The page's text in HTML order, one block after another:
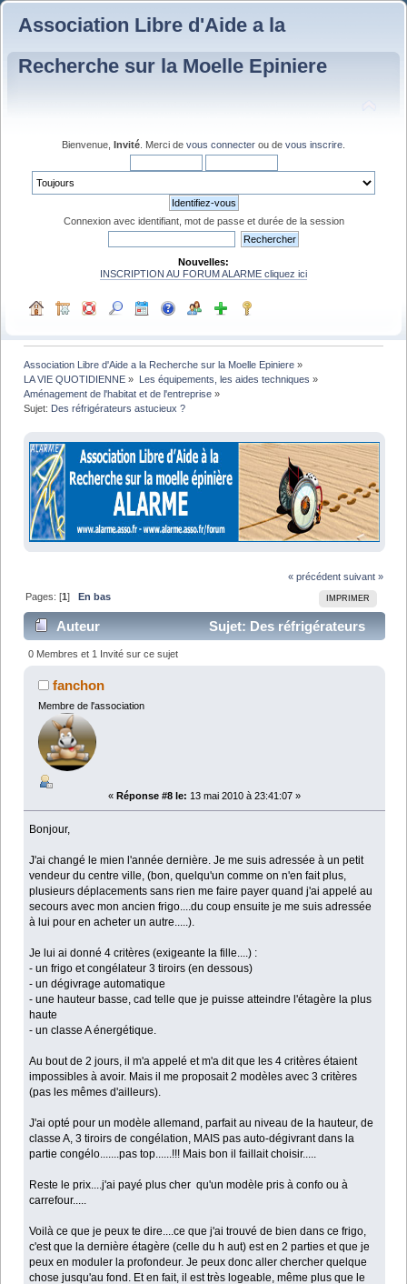
Association Libre d'Aide a la
Recherche sur la Moelle Epiniere
Bienvenue, Invité . Merci de vous connecter ou de vous inscrire
Connexion avec identifiant, mot de passe et durée de la session
Nouvelles:
INSCRIPTION AU FORUM ALARME cliquez ici
Association Libre d'Aide a la Recherche sur la Moelle Epiniere »
LA VIE QUOTIDIENNE » Les équipements, les aides techniques »
Aménagement de l'habitat et de l'entreprise »
Sujet: Des réfrigérateurs astucieux ?
« précédent suivant »
IMPRIMER
Pages: [1] En bas
Auteur
Sujet: Des réfrigérateurs
astucieux ? (Lu 13197 fois)
0 Membres et 1 Invité sur ce sujet
fanchon
Membre de l'association
« Réponse #8 le: 13 mai 2010 à 23:41:07 »
Bonjour,
J'ai changé le mien l'année dernière. Je me suis adressée à un petit
vendeur du centre ville, (bon, quelqu'un comme on n'en fait plus,
plusieurs déplacements sans rien me faire payer quand j'ai appelé au
secours avec mon ancien frigo....du coup ensuite je me suis adressée
à lui pour en acheter un autre.....).
Je lui ai donné 4 critères (exigeante la fille....) :
- un frigo et congélateur 3 tiroirs (en dessous)
- un dégivrage automatique
- une hauteur basse, cad telle que je puisse atteindre l'étagère la plus
haute
- un classe A énergétique.
Au bout de 2 jours, il m'a appelé et m'a dit que les 4 critères étaient
impossibles à avoir. Mais il me proposait 2 modèles avec 3 critères
(pas les mêmes d'ailleurs).
J'ai opté pour un modèle allemand, parfait au niveau de la hauteur, de
classe A, 3 tiroirs de congélation, MAIS pas auto-dégivrant dans la
partie congélo.......pas top......!!! Mais bon il faillait choisir.....
Reste le prix....j'ai payé plus cher qu'un modèle pris à confo ou à
carrefour.....
Voilà ce que je peux te dire....ce que j'ai trouvé de bien dans ce frigo,
c'est que la dernière étagère (celle du h aut) est en 2 parties et que je
peux en moduler la profondeur. Je peux donc aller chercher quelque
chose jusqu'au fond. Et en fait, il est très logeable, même plus que le